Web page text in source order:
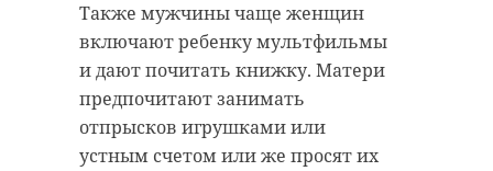
Также мужчины чаще женщин
включают ребенку мультфильмы
и дают почитать книжку. Матери
предпочитают занимать
отпрысков игрушками или
устным счетом или же просят их
В Лодейном Поле
ребенок оказался
в западне
машины с ...
20 декабря 2022, 13:31
В Лодейном
спасли
14 сентября 2023, 15:30